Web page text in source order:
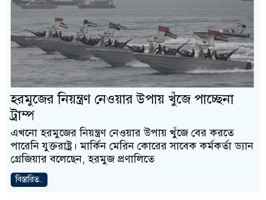
হরমুজের নিয়ন্ত্রণ নেওয়ার উপায় খুঁজে পাচ্ছেনা
ট্রাম্প
এখনো হরমুজের নিয়ন্ত্রণ নেওয়ার উপায় খুঁজে বের করতে
পারেনি যুক্তরাষ্ট্র। মার্কিন মেরিন কোরের সাবেক কর্মকর্তা ড্যান
গ্রেজিয়ার বলেছেন, হরমুজ প্রণালিতে
বিস্তারিত..